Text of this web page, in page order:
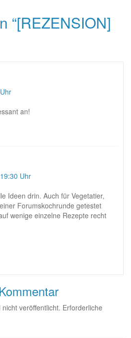
“[REZENSION]
an!
Uhr
Ideen drin. Auch für Vegetatier,
Forumskochrunde getestet
wenige einzelne Rezepte recht
veröffentlicht. Erforderliche